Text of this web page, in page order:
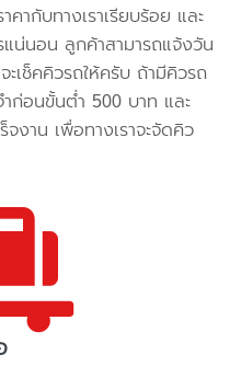
คากับทางเราเรียบร้อย และ
แน่นอน ลูกค้าสามารถแจ้งวัน
ะเช็คคิวรถให้ครับ ถ้ามีคิวรถ
ำก่อนขั้นต่ำ 500 บาท และ
งาน เพื่อทางเราจะจัดคิว